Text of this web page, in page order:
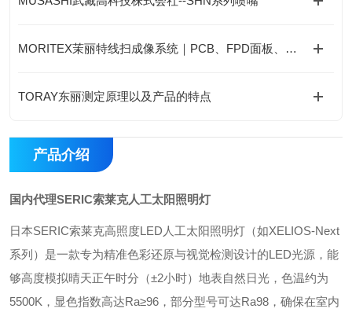
MORITEX茉丽特线扫成像系统｜PCB、FPD面板、光学玻璃高精度工业检测应用
TORAY东丽测定原理以及产品的特点
产品介绍
国内代理SERIC索莱克人工太阳照明灯
‌日本SERIC索莱克高照度LED人工太阳照明灯‌（如XELIOS-Next
系列）是一款专为精准色彩还原与视觉检测设计的LED光源，能
够高度模拟晴天正午时分（±2小时）地表自然日光，色温约为‌
5500K‌，显色指数高达‌Ra≥96‌，部分型号可达Ra98，确保在室内